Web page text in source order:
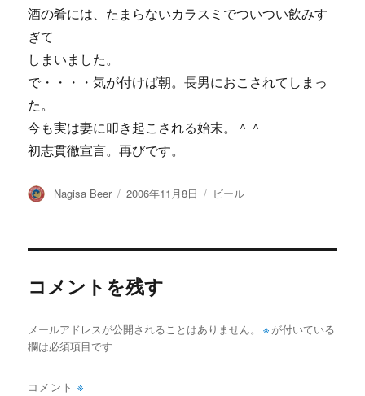
酒の肴には、たまらないカラスミでついつい飲みす
ぎて
しまいました。
で・・・・気が付けば朝。長男におこされてしまっ
た。
今も実は妻に叩き起こされる始末。＾＾
初志貫徹宣言。再びです。
投
Nagisa Beer
投
2006年11月8日
カ
ビール
コメントを残す
メールアドレスが公開されることはありません。 ※ が付いている
欄は必須項目です
コメント※